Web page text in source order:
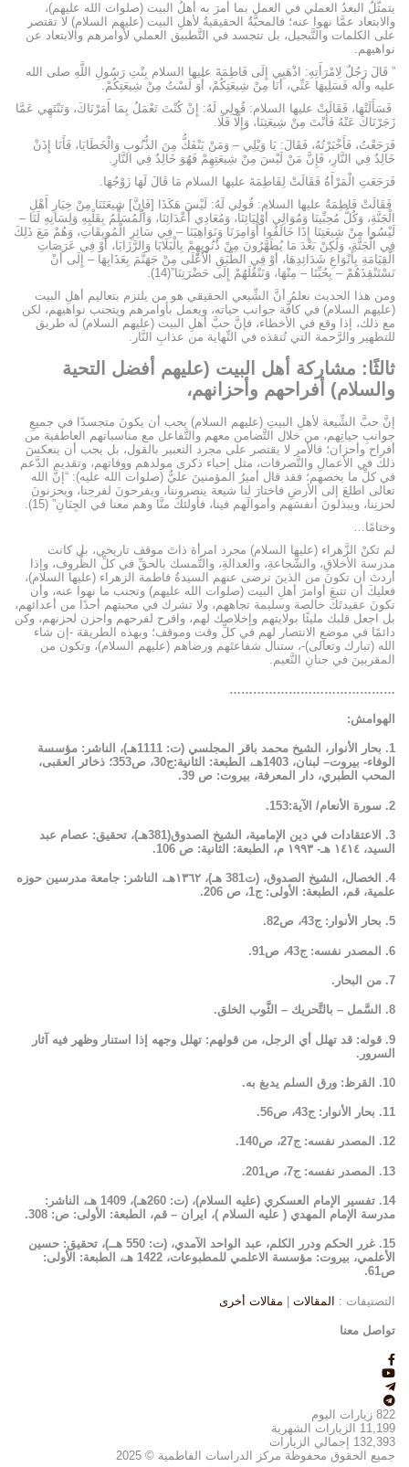
يتمثَّلُ البعدُ العملي في العمل بما أمرَ به أهلُ البيت (صلوات الله عليهم)،
والابتعاد عمَّا نهوا عنه؛ فالمحبَّةُ الحقيقيةُ لأهلِ البيت (عليهم السلام) لا تقتصر
على الكلمات والتَّبجيل، بل تتجسد في التَّطبيق العملي لأوامرهم والابتعاد عن
نواهيهم.
” قَالَ رَجُلٌ لِامْرَأَتِهِ: اذْهَبِي إِلَى فَاطِمَةَ عليها السلام بِنْتِ رَسُولِ اللَّهِ صلى الله
عليه وآله فَسَلِيهَا عَنِّي، أَنَا مِنْ شِيعَتِكُمْ، أَوَ لَسْتُ مِنْ شِيعَتِكُمْ.
فَسَأَلَتْهَا، فَقَالَتْ عليها السلام: قُولِي لَهُ: إِنْ كُنْتَ تَعْمَلُ بِمَا أَمَرْنَاكَ، وَتَنْتَهِي عَمَّا
زَجَرْنَاكَ عَنْهُ فَأَنْتَ مِنْ شِيعَتِنَا، وَإِلَّا فَلَا.
فَرَجَعْتُ، فَأَخْبَرْتُهُ، فَقَالَ: يَا وَيْلِي – وَمَنْ يَنْفَكُّ مِنَ الذُّنُوبِ وَالْخَطَايَا، فَأَنَا إِذَنْ
خَالِدٌ فِي النَّارِ، فَإِنَّ مَنْ لَيْسَ مِنْ شِيعَتِهِمْ فَهُوَ خَالِدٌ فِي النَّارِ.
فَرَجَعَتِ الْمَرْأَةُ فَقَالَتْ لِفَاطِمَةَ عليها السلام مَا قَالَ لَهَا زَوْجُهَا.
فَقَالَتْ فَاطِمَةُ عليها السلام: قُولِي لَهُ: لَيْسَ هَكَذَا [فَإِنَّ] شِيعَتَنَا مِنْ خِيَارِ أَهْلِ
الْجَنَّةِ، وَكُلُّ مُحِبِّينَا وَمُوَالِي أَوْلِيَائِنَا، وَمُعَادِي أَعْدَائِنَا، وَالْمُسَلِّمُ بِقَلْبِهِ وَلِسَانِهِ لَنَا –
لَيْسُوا مِنْ شِيعَتِنَا إِذَا خَالَفُوا أَوَامِرَنَا وَنَوَاهِيَنَا – فِي سَائِرِ الْمُوبِقَاتِ، وَهُمْ مَعَ ذَلِكَ
فِي الْجَنَّةِ، وَلَكِنْ بَعْدَ مَا يُطَهَّرُونَ مِنْ ذُنُوبِهِمْ بِالْبَلَايَا وَالرَّزَايَا، أَوْ فِي عَرَصَاتِ
الْقِيَامَةِ بِأَنْوَاعِ شَدَائِدِهَا، أَوْ فِي الطَّبَقِ الْأَعْلَى مِنْ جَهَنَّمَ بِعَذَابِهَا – إِلَى أَنْ
نَسْتَنْقِذَهُمْ – بِحُبِّنَا – مِنْهَا، وَنَنْقُلَهُمْ إِلَى حَضْرَتِنَا”(14).
ومن هذا الحديث نعلمُ أنَّ الشِّيعي الحقيقي هو من يلتزم بتعاليم أهلِ البيت
(عليهم السلام) في كافَّة جوانب حياته، ويعمل بأوامرهم ويتجنب نواهيهم، لكن
مع ذلك، إذا وقع في الأخطاء، فإنَّ حبَّ أهلِ البيت (عليهم السلام) له طريق
للتطهير والرَّحمة التي تُنقذه في النِّهاية من عذابِ النَّار.
ثالثًا: مشاركة أهل البيت (عليهم أفضل التحية
والسلام) أفراحهم وأحزانهم،
إنَّ حبَّ الشِّيعة لأهلِ البيتِ (عليهم السلام) يجب أن يكونَ متجسدًا في جميعِ
جوانبِ حياتِهم، من خلال التَّضامن معهم والتَّفاعل مع مناسباتهم العاطفية من
أفراح وأحزان؛ فالأمر لا يقتصر على مجرد التعبير بالقول، بل يجب أن ينعكسَ
ذلكَ في الأعمالِ والتَّصرفات، مثل إحياء ذكرى مولدهم ووفاتهم، وتقديم الدَّعم
في كلِّ ما يخصهم؛ فقد قال أميرُ المؤمنينَ عليٌّ (صلوات الله عليه): “إنَّ الله
تعالى اطلعَ إلى الأرضِ فاختارَ لنا شيعة ينصروننا، ويفرحونَ لفرحِنا، ويحزنونَ
لحزنِنا، ويبذلونَ أنفسَهم وأموالَهم فينا، فأولئكَ منَّا وهم معنا في الجِنَانِ” (15).
وختامًا…
لم تكنْ الزَّهراء (عليها السلام) مجرد امرأة ذاتَ موقف تاريخي، بل كانت
مدرسة الأخلاقِ، والشَّجاعةِ، والعدالةِ، والتَّمسك بالحقِّ في كلِّ الظُّروف، وإذا
أردتَ أن تكونَ من الذينَ ترضى عنهم السيدةُ فاطمة الزهراء (عليها السلام)،
فعليكَ أن تتبعَ أوامرَ أهلِ البيت (صلوات الله عليهم) وتجنب ما نهوا عنه، وأن
تكونَ عقيدتَكَ خالصة وسليمة تجاههم، ولا تشرك في محبتهم أحدًا من أعدائهم،
بل اجعل قلبك مليئًا بولايتهم وإخلاصك لهم، وافرح لفرحهم واحزن لحزنهم، وكن
دائمًا في موضعِ الانتصار لهم في كلِّ وقت وموقف؛ وبهذه الطريقة -إن شاء
الله (تبارك وتعالى)-، ستنال شفاعتَهم ورضاهم (عليهم السلام)، وتكون من
المقربينَ في جنانِ النَّعيم.
……………………………………
الهوامش:
1. بحار الأنوار، الشيخ محمد باقر المجلسي (ت: 1111هـ)، الناشر: مؤسسة
الوفاء- بيروت– لبنان، 1403هـ، الطبعة: الثانية:ج30، ص353؛ ذخائر العقبى،
المحب الطبري، دار المعرفة، بيروت: ص 39.
2. سورة الأنعام/ الآية:153.
3. الاعتقادات في دين الإمامية، الشيخ الصدوق(381هـ)، تحقيق: عصام عبد
السيد، ١٤١٤ هـ- ١٩٩٣ م، الطبعة: الثانية: ص 106.
4. الخصال، الشيخ الصدوق، (ت381 هـ)، ١٣٦٢هـ، الناشر: جامعة مدرسين حوزه
علمية، قم، الطبعة: الأولى: ج1، ص 206.
5. بحار الأنوار: ج43، ص82.
6. المصدر نفسه: ج43، ص91.
7. من البحار.
8. السَّمل – بالتَّحريك – الثَّوب الخلق.
9. قوله: قد تهلل أي الرجل، من قولهم: تهلل وجهه إذا استنار وظهر فيه آثار
السرور.
10. القرظ: ورق السلم يدبغ به.
11. بحار الأنوار: ج43، ص56.
12. المصدر نفسه: ج27، ص140.
13. المصدر نفسه: ج7، ص201.
14. تفسير الإمام العسكري (عليه السلام)، (ت: 260هـ)، 1409 هـ، الناشر:
مدرسة الإمام المهدي ( عليه السلام )، ايران – قم، الطبعة: الأولى: ص: 308.
15. غرر الحكم ودرر الكلم، عبد الواحد الآمدي، (ت: 550 هــ)، تحقيق: حسين
الأعلمي، بيروت: مؤسسة الاعلمي للمطبوعات، 1422 هـ، الطبعة: الأولى:
ص61.
التصنيفات : المقالات | مقالات أخرى
تواصل معنا
822 زيارات اليوم
11,199
الزيارات الشهرية
132,393
إجمالي الزيارات
جميع الحقوق محفوظة مركز الدراسات الفاطمية © 2025